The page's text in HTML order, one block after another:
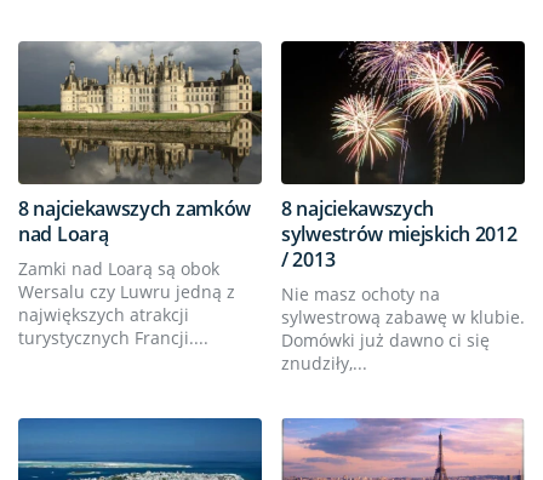
8 najciekawszych zamków
nad Loarą
Zamki nad Loarą są obok
Wersalu czy Luwru jedną z
największych atrakcji
turystycznych Francji....
8 najciekawszych
sylwestrów miejskich 2012
/ 2013
Nie masz ochoty na
sylwestrową zabawę w klubie.
Domówki już dawno ci się
znudziły,...